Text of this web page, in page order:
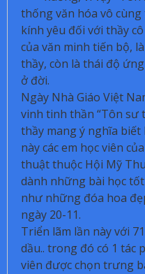
thống văn hóa vô
kính yêu đối với thầy
của văn minh tiến bộ,
thầy, còn là thái độ
ở đời.
Ngày Nhà Giáo Việt
vinh tinh thần “Tôn sư
thầy mang ý nghĩa biết
này các em học viên
thuật thuộc Hội Mỹ
dành những bài học
như những đóa hoa
ngày 20-11.
Triển lãm lần này với
dầu.. trong đó có 1 tác
viên được chọn trưng